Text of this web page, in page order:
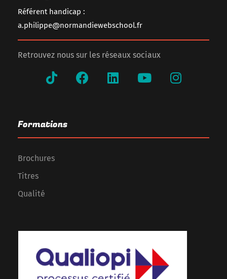
Référent handicap :
a.philippe@normandiewebschool.fr
Retrouvez nous sur les réseaux sociaux
Formations
Brochures
Titres
Qualité